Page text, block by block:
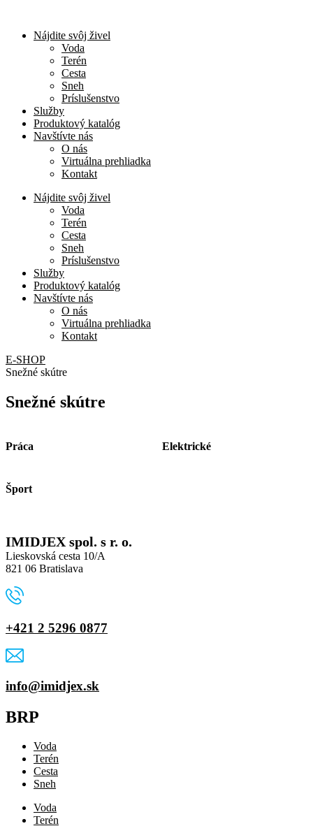
Nájdite svôj živel
Voda
Terén
Cesta
Sneh
Príslušenstvo
Služby
Produktový katalóg
Navštívte nás
O nás
Virtuálna prehliadka
Kontakt
Nájdite svôj živel
Voda
Terén
Cesta
Sneh
Príslušenstvo
Služby
Produktový katalóg
Navštívte nás
O nás
Virtuálna prehliadka
Kontakt
E-SHOP
Snežné skútre
Snežné skútre
Práca
Šport
Elektrické
IMIDJEX spol. s r. o.
Lieskovská cesta 10/A
821 06 Bratislava
+421 2 5296 0877
info@imidjex.sk
BRP
Voda
Terén
Cesta
Sneh
Voda
Terén